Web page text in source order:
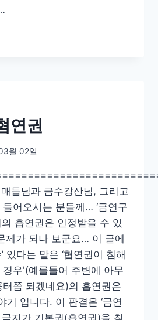
연권
월 02일
듭님과 금수강산님, 그리고
어오시는 분들께… ‘금연구
의 흡연권은 인정받을 수 있
제가 되나 보군요… 이 글에
있다는 말은 ‘협연권이 침해
우'(예를들어 주변에 아무
쯤 되겠네요)의 흡연권은
기 입니다. 이 판결은 ‘금연